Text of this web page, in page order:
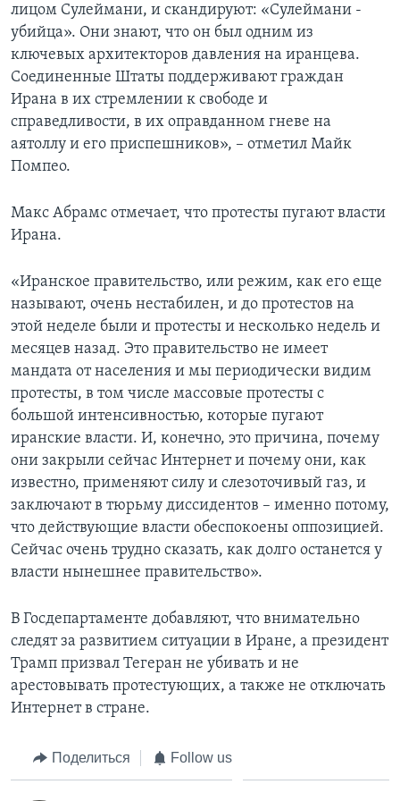
лицом Сулеймани, и скандируют: «Сулеймани -
убийца». Они знают, что он был одним из
ключевых архитекторов давления на иранцева.
Соединенные Штаты поддерживают граждан
Ирана в их стремлении к свободе и
справедливости, в их оправданном гневе на
аятоллу и его приспешников», – отметил Майк
Помпео.
Макс Абрамс отмечает, что протесты пугают власти
Ирана.
«Иранское правительство, или режим, как его еще
называют, очень нестабилен, и до протестов на
этой неделе были и протесты и несколько недель и
месяцев назад. Это правительство не имеет
мандата от населения и мы периодически видим
протесты, в том числе массовые протесты с
большой интенсивностью, которые пугают
иранские власти. И, конечно, это причина, почему
они закрыли сейчас Интернет и почему они, как
известно, применяют силу и слезоточивый газ, и
заключают в тюрьму диссидентов – именно потому,
что действующие власти обеспокоены оппозицией.
Сейчас очень трудно сказать, как долго останется у
власти нынешнее правительство».
В Госдепартаменте добавляют, что внимательно
следят за развитием ситуации в Иране, а президент
Трамп призвал Тегеран не убивать и не
арестовывать протестующих, а также не отключать
Интернет в стране.
Поделиться Follow us